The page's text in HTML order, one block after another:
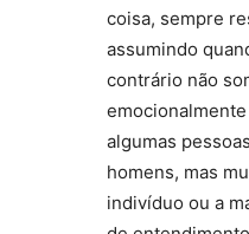
coisa, sempre
assumindo
contrário não
algumas
homens, mas
indivíduo ou a